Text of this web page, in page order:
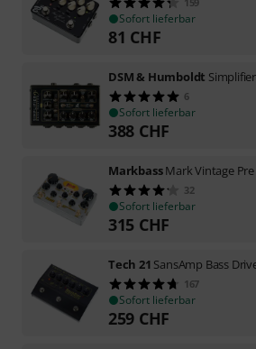
Sofort lieferbar
81 CHF
DSM & Humboldt
6
Sofort lieferbar
388 CHF
MarkbassMark Vintage Pre
32
Sofort lieferbar
315 CHF
Tech 21 SansAmp Bass
167
Sofort lieferbar
259 CHF